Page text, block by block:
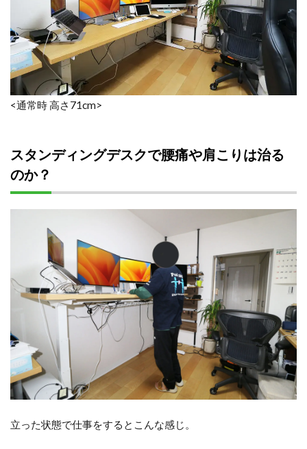
<通常時 高さ71cm>
スタンディングデスクで腰痛や肩こりは治る
のか？
立った状態で仕事をするとこんな感じ。